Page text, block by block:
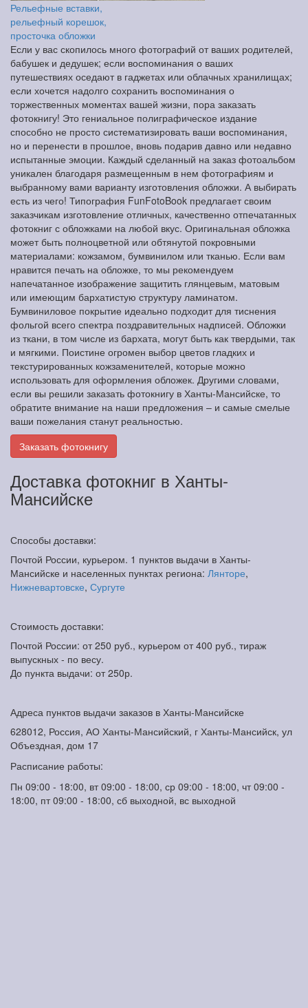
Рельефные вставки,
рельефный корешок,
просточка обложки
Если у вас скопилось много фотографий от ваших родителей,
бабушек и дедушек; если воспоминания о ваших
путешествиях оседают в гаджетах или облачных хранилищах;
если хочется надолго сохранить воспоминания о
торжественных моментах вашей жизни, пора заказать
фотокнигу! Это гениальное полиграфическое издание
способно не просто систематизировать ваши воспоминания,
но и перенести в прошлое, вновь подарив давно или недавно
испытанные эмоции. Каждый сделанный на заказ фотоальбом
уникален благодаря размещенным в нем фотографиям и
выбранному вами варианту изготовления обложки. А выбирать
есть из чего! Типография FunFotoBook предлагает своим
заказчикам изготовление отличных, качественно отпечатанных
фотокниг с обложками на любой вкус. Оригинальная обложка
может быть полноцветной или обтянутой покровными
материалами: кожзамом, бумвинилом или тканью. Если вам
нравится печать на обложке, то мы рекомендуем
напечатанное изображение защитить глянцевым, матовым
или имеющим бархатистую структуру ламинатом.
Бумвиниловое покрытие идеально подходит для тиснения
фольгой всего спектра поздравительных надписей. Обложки
из ткани, в том числе из бархата, могут быть как твердыми, так
и мягкими. Поистине огромен выбор цветов гладких и
текстурированных кожзаменителей, которые можно
использовать для оформления обложек. Другими словами,
если вы решили заказать фотокнигу в Ханты-Мансийске, то
обратите внимание на наши предложения – и самые смелые
ваши пожелания станут реальностью.
Заказать фотокнигу
Доставка фотокниг в Ханты-
Мансийске
Способы доставки:
Почтой России, курьером. 1 пунктов выдачи в Ханты-
Мансийске и населенных пунктах региона: Лянторе,
Нижневартовске, Сургуте
Стоимость доставки:
Почтой России: от 250 руб., курьером от 400 руб., тираж
выпускных - по весу.
До пункта выдачи: от 250р.
Адреса пунктов выдачи заказов в Ханты-Мансийске
628012, Россия, АО Ханты-Мансийский, г Ханты-Мансийск, ул
Объездная, дом 17
Расписание работы:
Пн 09:00 - 18:00, вт 09:00 - 18:00, ср 09:00 - 18:00, чт 09:00 -
18:00, пт 09:00 - 18:00, сб выходной, вс выходной